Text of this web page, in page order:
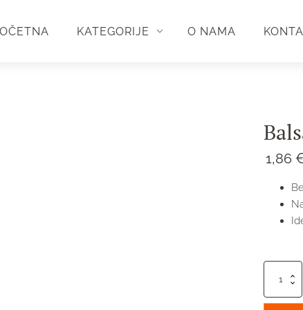
KATEGORIJE O NAMA
1,86
plovak
količina